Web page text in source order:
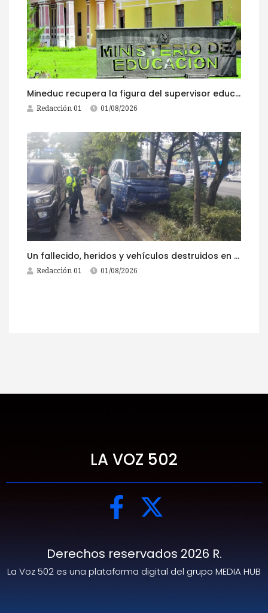
Mineduc recupera la figura del supervisor educativo con 968 plazas
Redacción 01 01/08/2026
Un fallecido, heridos y vehículos destruidos en accidentes registrados este 1 de agosto
Redacción 01 01/08/2026
LA VOZ 502
Derechos reservados 2026 R.
La Voz 502 es una plataforma digital del grupo MEDIA HUB